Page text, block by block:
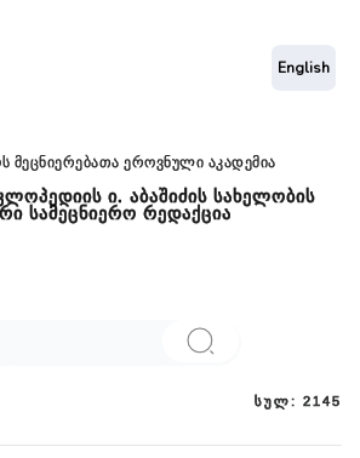
მეცნიერებათა ეროვნული აკადემია
ი. აბაშიძის სახელობის
სამეცნიერო რედაქცია
English
სულ: 2145